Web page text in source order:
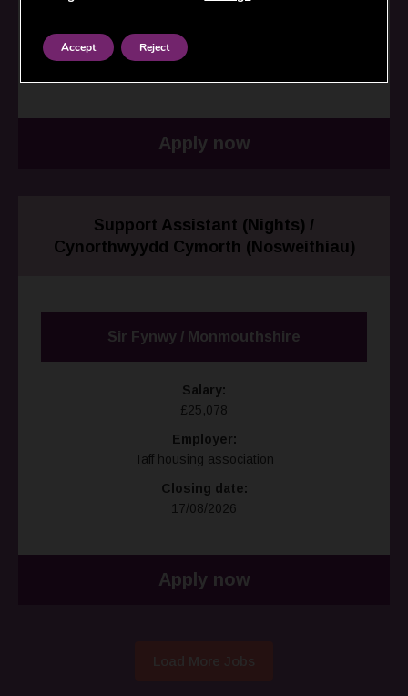
Employer:
Closing date:
Apply now
Support Assistant (Nights) /
Cynorthwyydd Cymorth (Nosweithiau)
Sir Fynwy / Monmouthshire
Salary:
£25,078
Employer:
Taff housing association
Closing date:
17/08/2026
Apply now
Accept Reject